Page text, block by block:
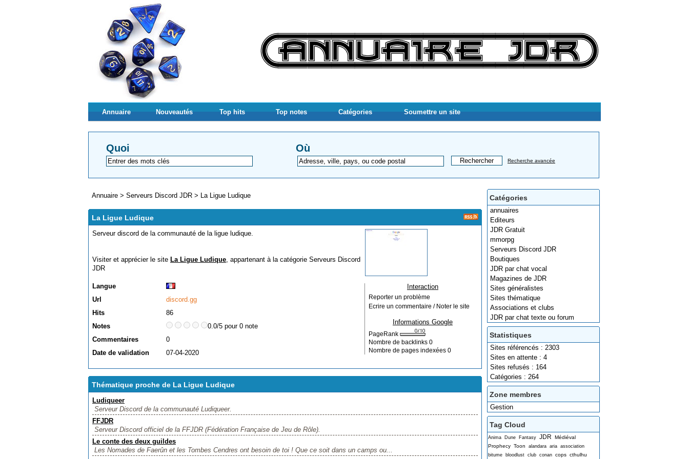
Annuaire Nouveautés Top hits Top notes Catégories Soumettre un site
Quoi Où
Recherche avancée
Catégories
annuaires
Editeurs
JDR Gratuit
mmorpg
Serveurs Discord JDR
Boutiques
JDR par chat vocal
Magazines de JDR
Sites généralistes
Sites thématique
Associations et clubs
JDR par chat texte ou forum
Statistiques
Sites référencés : 2303
Sites en attente : 4
Sites refusés : 164
Catégories : 264
Zone membres
Gestion
Tag Cloud
Anima Dune Fantasy JDR
Médiéval
Prophecy Toon alandara aria association
bitume
bloodlust club conan cops cthulhu
Annuaire > Serveurs Discord JDR > La Ligue Ludique
La Ligue Ludique
Serveur discord de la communauté de la ligue ludique.
Visiter et apprécier le site La Ligue Ludique, appartenant à la catégorie Serveurs Discord
JDR
Langue
Url
discord.gg
Hits
86
Notes
0.0/5 pour 0 note
Commentaires
0
Date de validation
07-04-2020
Interaction
Reporter un problème
Ecrire un commentaire / Noter le site
Informations Google
PageRank
Nombre de backlinks 0
Nombre de pages indexées 0
Thématique proche de La Ligue Ludique
Ludiqueer
Serveur Discord de la communauté Ludiqueer.
FFJDR
Serveur Discord officiel de la FFJDR (Fédération Française de Jeu de Rôle).
Le conte des deux guildes
Les Nomades de Faerûn et les Tombes Cendres ont besoin de toi ! Que ce soit dans un camps ou...